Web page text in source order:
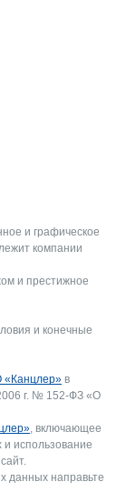
и графическое
компании
и престижное
и конечные
«Канцлер» в
г. № 152-ФЗ «О
, включающее
использование
данных направьте